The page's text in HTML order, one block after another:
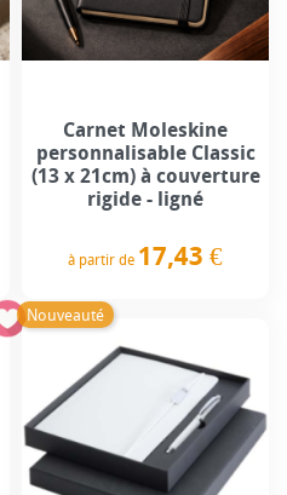
Carnet Moleskine
personnalisable Classic
(13 x 21cm) à couverture
rigide - ligné
à partir de 17,43 €
Nouveauté